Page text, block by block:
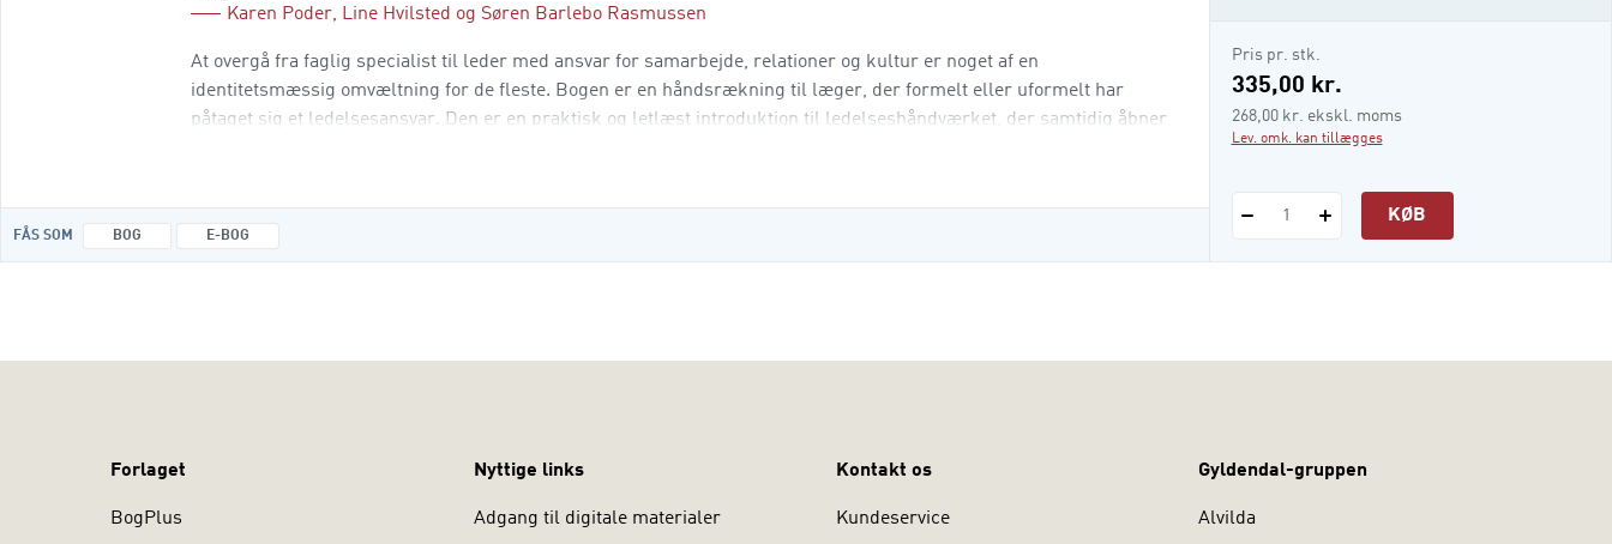
Karen Poder, Line Hvilsted og Søren Barlebo Rasmussen
At overgå fra faglig specialist til leder med ansvar for samarbejde, relationer og kultur er noget af en
identitetsmæssig omvæltning for de fleste. Bogen er en håndsrækning til læger, der formelt eller uformelt har
påtaget sig et ledelsesansvar. Den er en praktisk og letlæst introduktion til ledelseshåndværket, der samtidig åbner
FÅS SOM BOG E-BOG
e-bog
Pris pr. stk.
335,00 kr.
268,00 kr. ekskl. moms
Lev. omk. kan tillægges
1 KØB
Forlaget
BogPlus
Nyttige links
Adgang til digitale materialer
Kontakt os
Kundeservice
Gyldendal-gruppen
Alvilda